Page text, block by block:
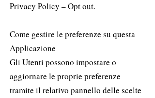
Privacy Policy – Opt out.
Come gestire le preferenze su questa
Applicazione
Gli Utenti possono impostare o
aggiornare le proprie preferenze
tramite il relativo pannello delle scelte